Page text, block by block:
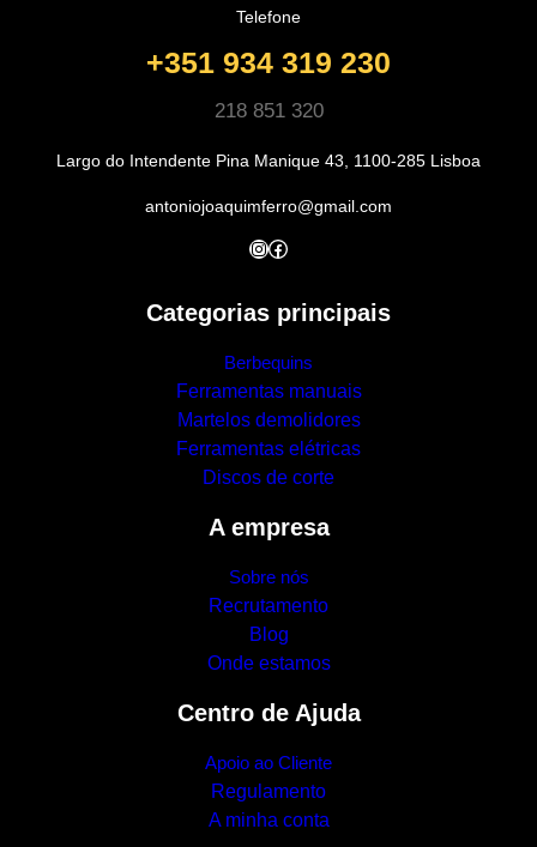
Telefone
+351 934 319 230
218 851 320
Largo do Intendente Pina Manique 43, 1100-285 Lisboa
antoniojoaquimferro@gmail.com
InstagramFacebook
Categorias principais
Berbequins
Ferramentas manuais
Martelos demolidores
Ferramentas elétricas
Discos de corte
A empresa
Sobre nós
Recrutamento
Blog
Onde estamos
Centro de Ajuda
Apoio ao Cliente
Regulamento
A minha conta